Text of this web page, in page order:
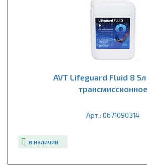
AVT Lifeguard Fluid 8
трансмиссионное
Арт.: 0671090314
в наличии